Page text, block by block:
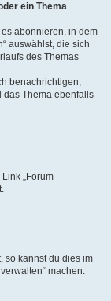
ein Thema
abonnieren, in dem
auswählst, die sich
des Themas
benachrichtigen,
das Thema ebenfalls
„Forum
so kannst du dies im
machen.